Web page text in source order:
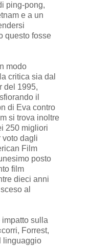
ping-pong,
e a un
questo fosse
modo
critica sia dal
del 1995,
il
di Eva contro
si trova inoltre
250 migliori
voto dagli
Film
posto
film
dieci anni
al
impatto sulla
Forrest,
linguaggio